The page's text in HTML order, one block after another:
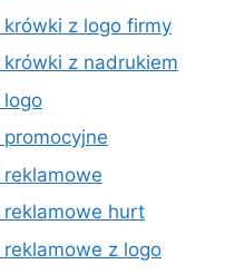
krówki z logo firmy
krówki z nadrukiem
logo
reklamowe hurt
reklamowe z logo